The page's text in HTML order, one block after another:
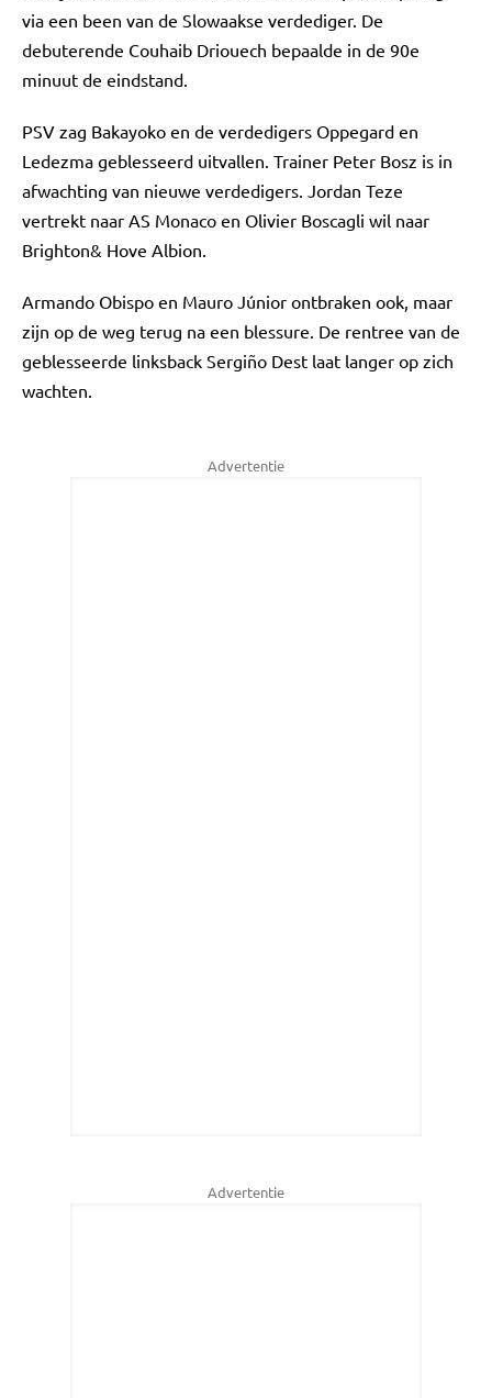
via een been van de Slowaakse verdediger. De
debuterende Couhaib Driouech bepaalde in de 90e
minuut de eindstand.
PSV zag Bakayoko en de verdedigers Oppegard en
Ledezma geblesseerd uitvallen. Trainer Peter Bosz is in
afwachting van nieuwe verdedigers. Jordan Teze
vertrekt naar AS Monaco en Olivier Boscagli wil naar
Brighton& Hove Albion.
Armando Obispo en Mauro Júnior ontbraken ook, maar
zijn op de weg terug na een blessure. De rentree van de
geblesseerde linksback Sergiño Dest laat langer op zich
wachten.
Advertentie
Advertentie